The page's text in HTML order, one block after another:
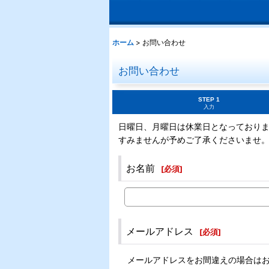
ホーム > お問い合わせ
お問い合わせ
STEP 1
入力
日曜日、月曜日は休業日となっており
すみませんが予めご了承くださいませ。
お名前 [必須]
メールアドレス [必須]
メールアドレスをお間違えの場合は